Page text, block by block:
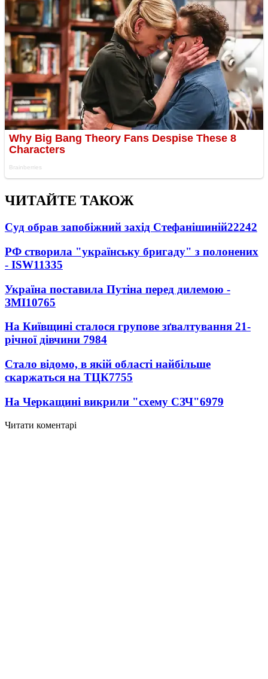
ЧИТАЙТЕ ТАКОЖ
Суд обрав запобіжний захід Стефанішиній22242
РФ створила "українську бригаду" з полонених
- ISW11335
Україна поставила Путіна перед дилемою -
ЗМІ10765
На Київщині сталося групове зґвалтування 21-
річної дівчини 7984
Стало відомо, в якій області найбільше
скаржаться на ТЦК7755
На Черкащині викрили "схему СЗЧ"6979
Читати коментарі